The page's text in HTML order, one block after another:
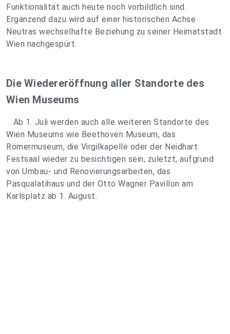
Funktionalität auch heute noch vorbildlich sind.
Ergänzend dazu wird auf einer historischen Achse
Neutras wechselhafte Beziehung zu seiner Heimatstadt
Wien nachgespürt.
Die Wiedereröffnung aller Standorte des
Wien Museums
Ab 1. Juli werden auch alle weiteren Standorte des
Wien Museums wie Beethoven Museum, das
Römermuseum, die Virgilkapelle oder der Neidhart
Festsaal wieder zu besichtigen sein, zuletzt, aufgrund
von Umbau- und Renovierungsarbeiten, das
Pasqualatihaus und der Otto Wagner Pavillon am
Karlsplatz ab 1. August.